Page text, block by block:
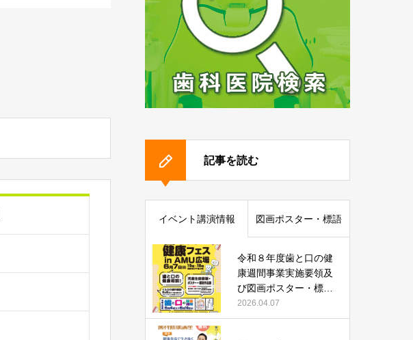
記事を読む
イベント講演情報 図画ポスター・標語
令和８年度歯と口の健
康週間事業実施要領及
び図画ポスター・標語
作品募集について
2026.04.07